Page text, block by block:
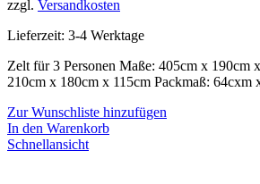
zzgl. Versandkosten
Lieferzeit: 3-4 Werktage
Zelt für 3 Personen Maße: 405cm x 190cm
210cm x 180cm x 115cm Packmaß: 64cxm
Zur Wunschliste hinzufügen
In den Warenkorb
Schnellansicht